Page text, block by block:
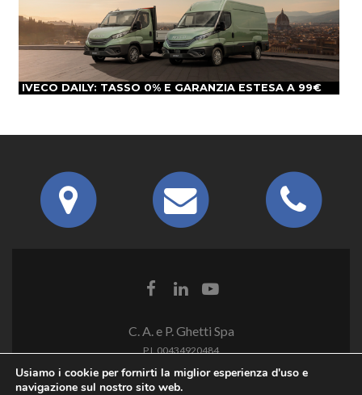
IVECO DAILY: TASSO 0% E GARANZIA ESTESA A 99€
C. A. e P. Ghetti Spa
P.I. 00434920484
Usiamo i cookie per fornirti la miglior esperienza d'uso e
navigazione sul nostro sito web.